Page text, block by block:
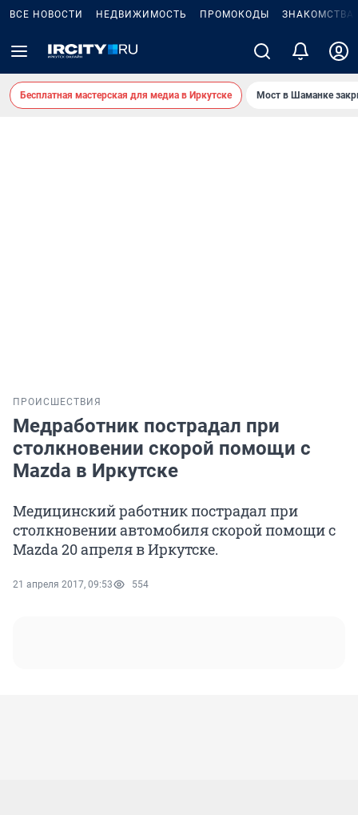
ВСЕ НОВОСТИ НЕДВИЖИМОСТЬ ПРОМОКОДЫ ЗНАКОМСТВА
Бесплатная мастерская для медиа в Иркутске Мост в Шаманке
ПРОИСШЕСТВИЯ
Медработник пострадал при
столкновении скорой помощи с
Mazda в Иркутске
Медицинский работник пострадал при
столкновении автомобиля скорой помощи с
Mazda 20 апреля в Иркутске.
21 апреля 2017, 09:53 554